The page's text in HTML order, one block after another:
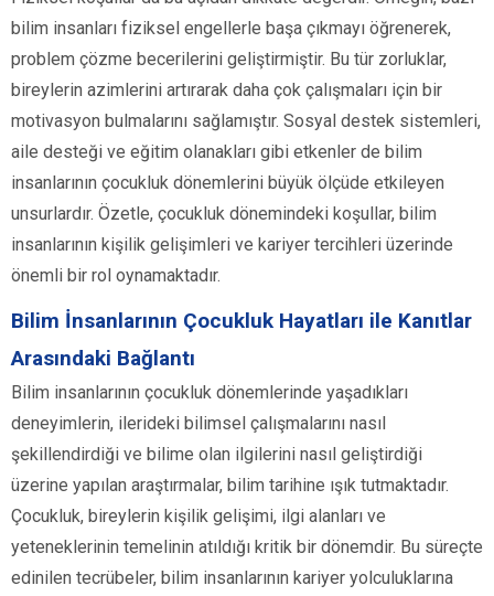
bilim insanları fiziksel engellerle başa çıkmayı öğrenerek,
problem çözme becerilerini geliştirmiştir. Bu tür zorluklar,
bireylerin azimlerini artırarak daha çok çalışmaları için bir
motivasyon bulmalarını sağlamıştır. Sosyal destek sistemleri,
aile desteği ve eğitim olanakları gibi etkenler de bilim
insanlarının çocukluk dönemlerini büyük ölçüde etkileyen
unsurlardır. Özetle, çocukluk dönemindeki koşullar, bilim
insanlarının kişilik gelişimleri ve kariyer tercihleri üzerinde
önemli bir rol oynamaktadır.
Bilim İnsanlarının Çocukluk Hayatları ile Kanıtlar
Arasındaki Bağlantı
Bilim insanlarının çocukluk dönemlerinde yaşadıkları
deneyimlerin, ilerideki bilimsel çalışmalarını nasıl
şekillendirdiği ve bilime olan ilgilerini nasıl geliştirdiği
üzerine yapılan araştırmalar, bilim tarihine ışık tutmaktadır.
Çocukluk, bireylerin kişilik gelişimi, ilgi alanları ve
yeteneklerinin temelinin atıldığı kritik bir dönemdir. Bu süreçte
edinilen tecrübeler, bilim insanlarının kariyer yolculuklarına